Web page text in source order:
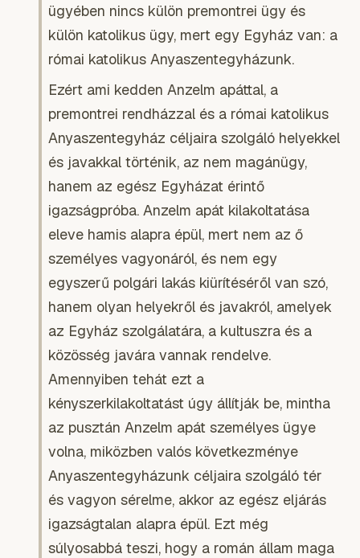
ügyében nincs külön premontrei ügy és
külön katolikus ügy, mert egy Egyház van: a
római katolikus Anyaszentegyházunk.
Ezért ami kedden Anzelm apáttal, a
premontrei rendházzal és a római katolikus
Anyaszentegyház céljaira szolgáló helyekkel
és javakkal történik, az nem magánügy,
hanem az egész Egyházat érintő
igazságpróba. Anzelm apát kilakoltatása
eleve hamis alapra épül, mert nem az ő
személyes vagyonáról, és nem egy
egyszerű polgári lakás kiürítéséről van szó,
hanem olyan helyekről és javakról, amelyek
az Egyház szolgálatára, a kultuszra és a
közösség javára vannak rendelve.
Amennyiben tehát ezt a
kényszerkilakoltatást úgy állítják be, mintha
az pusztán Anzelm apát személyes ügye
volna, miközben valós következménye
Anyaszentegyházunk céljaira szolgáló tér
és vagyon sérelme, akkor az egész eljárás
igazságtalan alapra épül. Ezt még
súlyosabbá teszi, hogy a román állam maga